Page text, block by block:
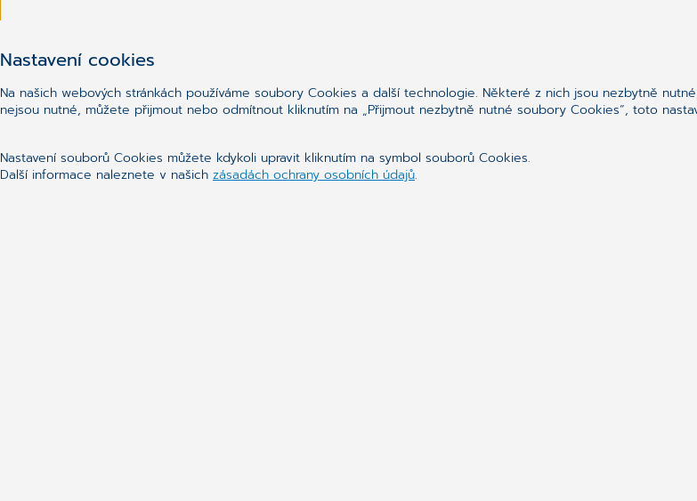
Sledujte nás
Nastavení cookies
Na našich webových stránkách používáme soubory Cookies a další technologie. Některé z nich jsou nezbytně
nejsou nutné, můžete přijmout nebo odmítnout kliknutím na „Přijmout nezbytně nutné soubory Cookies“, toto
Nastavení souborů Cookies můžete kdykoli upravit kliknutím na symbol souborů Cookies.
Další informace naleznete v našich zásadách ochrany osobních údajů.